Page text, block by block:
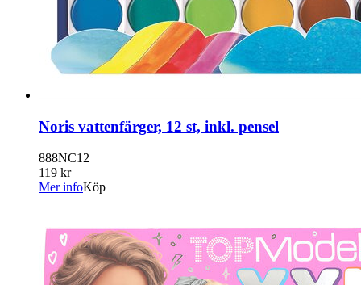
Noris vattenfärger, 12 st, inkl. pensel
888NC12
119 kr
Mer infoKöp